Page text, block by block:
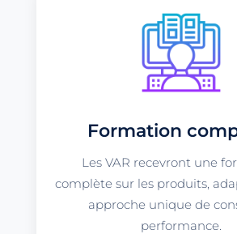
Formation
Les VAR recevront une
complète sur les produits,
approche unique de
performance.